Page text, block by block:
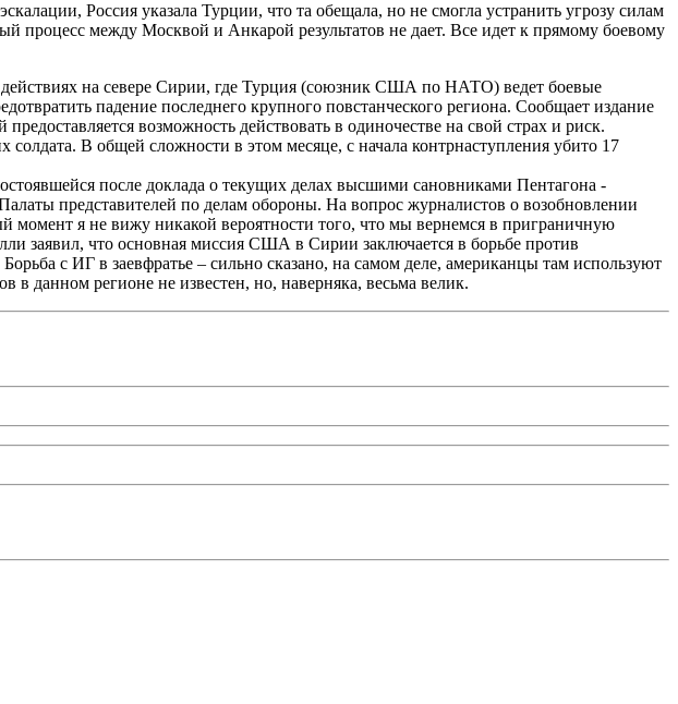
Россия указала Турции, что та обещала, но не смогла устранить угрозу силам
между Москвой и Анкарой результатов не дает. Все идет к прямому боевому
на севере Сирии, где Турция (союзник США по НАТО) ведет боевые
падение последнего крупного повстанческого региона. Сообщает издание
возможность действовать в одиночестве на свой страх и риск.
В общей сложности в этом месяце, с начала контрнаступления убито 17
после доклада о текущих делах высшими сановниками Пентагона -
представителей по делам обороны. На вопрос журналистов о возобновлении
я не вижу никакой вероятности того, что мы вернемся в приграничную
заявил, что основная миссия США в Сирии заключается в борьбе против
с ИГ в заевфратье – сильно сказано, на самом деле, американцы там используют
в данном регионе не известен, но, наверняка, весьма велик.